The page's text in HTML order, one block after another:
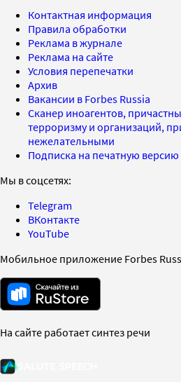
Контактная информация
Правила обработки
Реклама в журнале
Реклама на сайте
Условия перепечатки
Архив
Вакансии в Forbes Russia
Сканер иноагентов,
терроризму и организаций,
нежелательными
Подписка на печатную
Мы в соцсетях:
Telegram
ВКонтакте
YouTube
Мобильное приложение Forbes
На сайте работает синтез речи